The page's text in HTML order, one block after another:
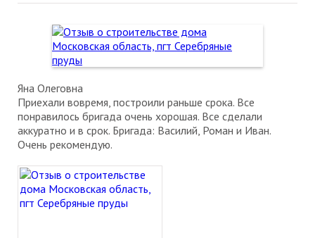
Яна Олеговна
Приехали вовремя, построили раньше срока. Все
понравилось бригада очень хорошая. Все сделали
аккуратно и в срок. Бригада: Василий, Роман и Иван.
Очень рекомендую.